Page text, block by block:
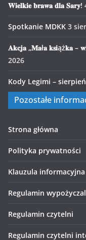
𝐖𝐢𝐞𝐥𝐤𝐢𝐞 𝐛𝐫𝐚𝐰𝐚 𝐝𝐥𝐚 𝐒𝐚𝐫𝐲!
Spotkanie MDKK 3
𝐀𝐤𝐜𝐣𝐚 „𝐌𝐚ł𝐚 𝐤𝐬𝐢ąż𝐤𝐚 –
2026
Kody Legimi – sierpień
Pozostałe
Strona główna
Polityka prywatności
Klauzula informacyjna
Regulamin
Regulamin czytelni
Regulamin czytelni